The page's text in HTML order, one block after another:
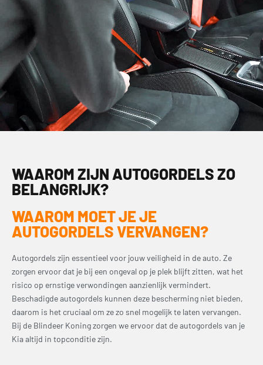
WAAROM ZIJN AUTOGORDELS ZO
BELANGRIJK?
WAAROM MOET JE JE
AUTOGORDELS VERVANGEN?
Autogordels zijn essentieel voor jouw veiligheid in de auto. Ze
zorgen ervoor dat je bij een ongeval op je plek blijft zitten, wat het
risico op ernstige verwondingen aanzienlijk vermindert.
Beschadigde autogordels kunnen deze bescherming niet bieden,
daarom is het cruciaal om ze zo snel mogelijk te laten vervangen.
Bij de Blindeer Koning zorgen we ervoor dat de autogordels van je
Kia altijd in topconditie zijn.